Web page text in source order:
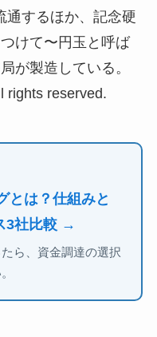
通するほか、記念硬
けて〜円玉と呼ば
が製造している。
rights reserved.
とは？仕組みと
3社比較 →
ら、資金調達の選択